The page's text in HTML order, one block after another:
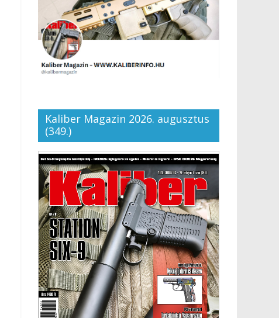
Kaliber Magazin 2026. augusztus
(349.)